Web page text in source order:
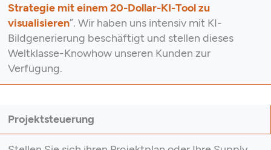
Strategie mit einem 20-Dollar-KI-Tool zu
visualisieren”. Wir haben uns intensiv mit KI-
Bildgenerierung beschäftigt und stellen dieses
Weltklasse-Knowhow unseren Kunden zur
Verfügung.
Projektsteuerung